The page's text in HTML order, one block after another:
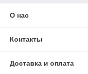
О нас
Контакты
Доставка и оплата